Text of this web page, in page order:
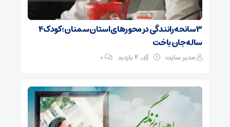
۳ سانحه رانندگی در محورهای استان سمنان؛ کودک ۴
ساله جان باخت
مدیر سایت ۰